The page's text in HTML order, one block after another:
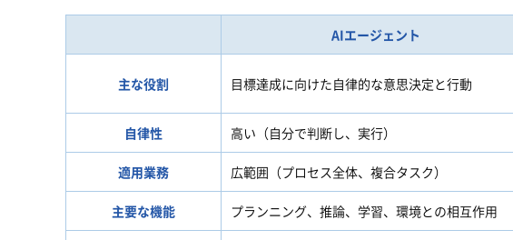
AIエージェント
主な役割 目標達成に向けた自律的な意思決定と行動
自律性 高い（自分で判断し、実行）
適用業務 広範囲（プロセス全体、複合タスク）
主要な機能 プランニング、推論、学習、環境との相互作用